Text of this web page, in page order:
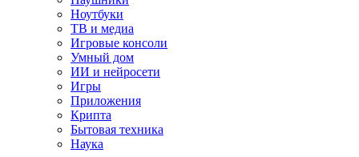
Ноутбуки
ТВ и медиа
Игровые консоли
Умный дом
ИИ и нейросети
Игры
Приложения
Крипта
Бытовая техника
Наука